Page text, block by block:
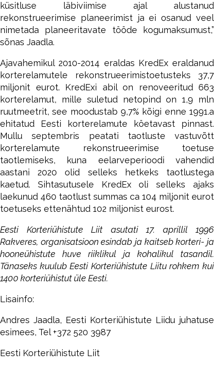
küsitluse läbiviimise ajal alustanud
rekonstrueerimise planeerimist ja ei osanud veel
nimetada planeeritavate tööde kogumaksumust,”
sõnas Jaadla.
Ajavahemikul 2010-2014 eraldas KredEx eraldanud
korterelamutele rekonstrueerimistoetusteks 37,7
miljonit eurot. KredExi abil on renoveeritud 663
korterelamut, mille suletud netopind on 1,9 mln
ruutmeetrit, see moodustab 9,7% kõigi enne 1991.a
ehitatud Eesti korterelamute köetavast pinnast.
Mullu septembris peatati taotluste vastuvõtt
korterelamute rekonstrueerimise toetuse
taotlemiseks, kuna eelarveperioodi vahendid
aastani 2020 olid selleks hetkeks taotlustega
kaetud. Sihtasutusele KredEx oli selleks ajaks
laekunud 460 taotlust summas ca 104 miljonit eurot
toetuseks ettenähtud 102 miljonist eurost.
Eesti Korteriühistute Liit asutati 17. aprillil 1996
Rakveres, organisatsioon esindab ja kaitseb korteri- ja
hooneühistute huve riiklikul ja kohalikul tasandil.
Tänaseks kuulub Eesti Korteriühistute Liitu rohkem kui
1400 korteriühistut üle Eesti.
Lisainfo:
Andres Jaadla, Eesti Korteriühistute Liidu juhatuse
esimees, Tel +372 520 3987
Eesti Korteriühistute Liit